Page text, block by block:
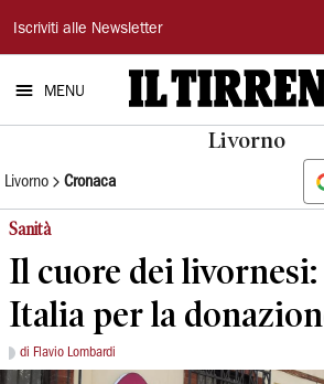
Il
Tirreno
Iscriviti alle Newsletter
MENU
Livorno
Livorno Cronaca
Sanità
Il cuore dei
Italia per la
di Flavio Lombardi